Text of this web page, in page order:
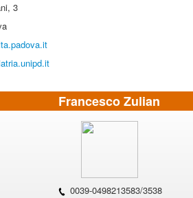
3
Francesco Zulian
0039-0498213583/3538